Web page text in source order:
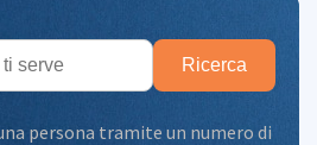
Ricerca
persona tramite un numero di